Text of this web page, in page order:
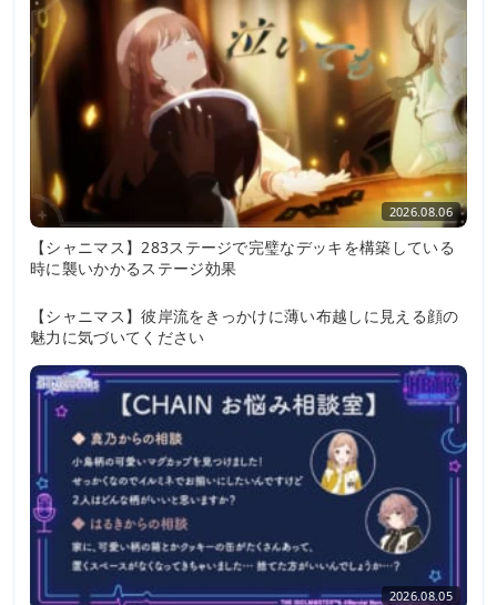
2026.08.06
【シャニマス】283ステージで完璧なデッキを構築している
時に襲いかかるステージ効果
【シャニマス】彼岸流をきっかけに薄い布越しに見える顔の
魅力に気づいてください
2026.08.05